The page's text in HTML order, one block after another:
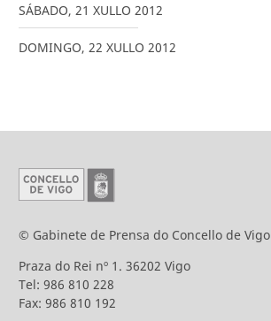
SÁBADO, 21 XULLO 2012
DOMINGO, 22 XULLO 2012
© Gabinete de Prensa do Concello de Vigo
Praza do Rei nº 1. 36202 Vigo
Tel: 986 810 228
Fax: 986 810 192